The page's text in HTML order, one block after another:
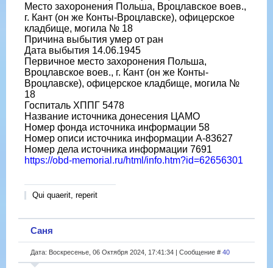
Место захоронения Польша, Вроцлавское воев.,
г. Кант (он же Конты-Вроцлавске), офицерское
кладбище, могила № 18
Причина выбытия умер от ран
Дата выбытия 14.06.1945
Первичное место захоронения Польша,
Вроцлавское воев., г. Кант (он же Конты-
Вроцлавске), офицерское кладбище, могила №
18
Госпиталь ХППГ 5478
Название источника донесения ЦАМО
Номер фонда источника информации 58
Номер описи источника информации А-83627
Номер дела источника информации 7691
https://obd-memorial.ru/html/info.htm?id=62656301
Qui quaerit, reperit
Саня
Дата: Воскресенье, 06 Октября 2024, 17:41:34 | Сообщение # 40